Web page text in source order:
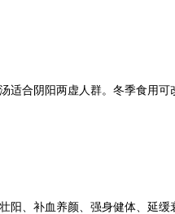
适合阴阳两虚人群。冬季食用
阳、补血养颜、强身健体、延